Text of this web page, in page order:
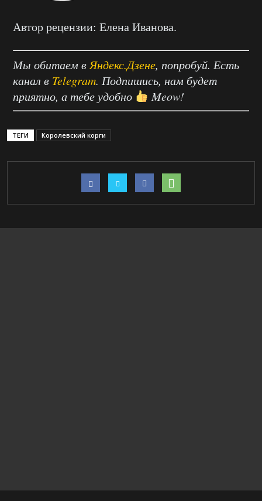
Автор рецензии: Елена Иванова.
Мы обитаем вЯндекс.Дзене, попробуй. Есть
канал в Telegram. Подпишись, нам будет
приятно, а тебе удобно
Meow!
ТЕГИ Королевский корги